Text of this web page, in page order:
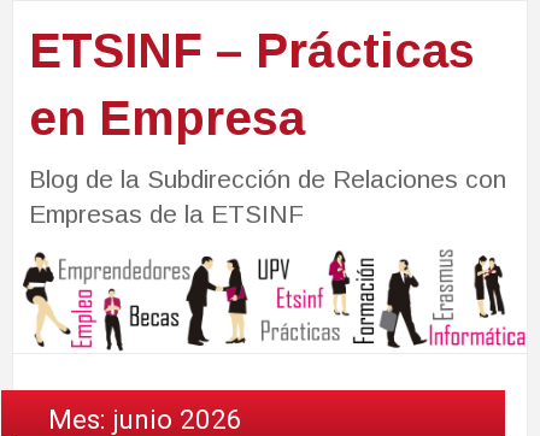
ETSINF – Prácticas
en Empresa
Blog de la Subdirección de Relaciones con
Empresas de la ETSINF
Mes: junio 2026